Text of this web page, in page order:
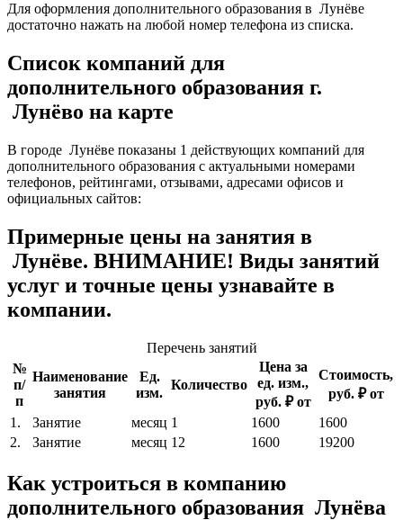
Для оформления дополнительного образования в Лунёве
достаточно нажать на любой номер телефона из списка.
Список компаний для
дополнительного образования г.
Лунёво на карте
В городе Лунёве показаны 1 действующих компаний для
дополнительного образования с актуальными номерами
телефонов, рейтингами, отзывами, адресами офисов и
официальных сайтов:
Примерные цены на занятия в
Лунёве. ВНИМАНИЕ! Виды занятий
услуг и точные цены узнавайте в
компании.
Перечень занятий
№
п/
п
Наименование
занятия
Ед.
изм.
Количество
Цена за
ед. изм.,
руб. ₽ от
Стоимость,
руб. ₽ от
1.
Занятие месяц 1 1600
1600
2.
Занятие месяц 12 1600 19200
Как устроиться в компанию
дополнительного образования Лунёва